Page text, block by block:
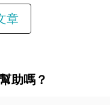
章
助嗎？